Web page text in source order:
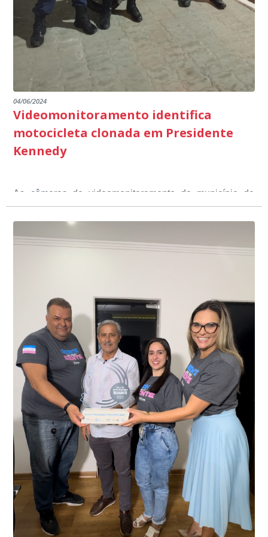
escuta pública.
04/06/2024
Videomonitoramento identifica
motocicleta clonada em Presidente
Kennedy
As câmeras de videomonitoramento do município de
Presidente Kennedy identificaram neste fim de semana,
01 de junho, uma motocicleta com indícios de
adulteração, imediatamente, a central de
videomonitoramento acionou a Guarda Civil Municipal,
Durante a abordagem a adulteração foi comprovada,
através da conferência do Chassi, a motocicleta, bem
conta do sistema de videomonitoramento instalado
recentemente em todo o município de Presidente
Kennedy, o sistema é integrado com outros municípios
do país, sendo possível a identificação de veículos por
meio do cruzamento de informações, nesse caso
específico, com dados de uma cidade do Estado do Rio
de Janeiro.
“Mais de 100 câmeras foram instaladas na sede e no
interior de Presidente Kennedy, garantindo mais
segurança à população, seja nas ruas, no comércio, os
produtores agropecuários. Estamos no rumo certo,
parabéns a todos os servidores que contribuem para a
segurança da nossa cidade”, destaca o prefeito Dorlei
Fontão.